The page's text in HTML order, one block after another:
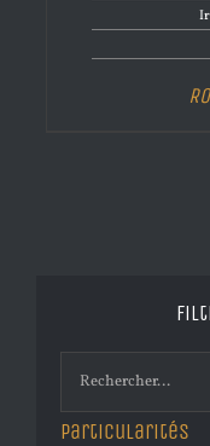
Particularités